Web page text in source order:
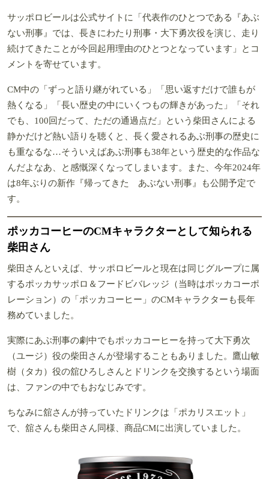
サッポロビールは公式サイトに「代表作のひとつである『あぶ
ない刑事』では、長きにわたり刑事・大下勇次役を演じ、走り
続けてきたことが今回起用理由のひとつとなっています」とコ
メントを寄せています。
CM中の「ずっと語り継がれている」「思い返すだけで誰もが
熱くなる」「長い歴史の中にいくつもの輝きがあった」「それ
でも、100回だって、ただの通過点だ」という柴田さんによる
静かだけど熱い語りを聴くと、長く愛されるあぶ刑事の歴史に
も重なるな…そういえばあぶ刑事も38年という歴史的な作品な
んだよなあ、と感慨深くなってしまいます。また、今年2024年
は8年ぶりの新作『帰ってきた あぶない刑事』も公開予定で
す。
ポッカコーヒーのCMキャラクターとして知られる
柴田さん
柴田さんといえば、サッポロビールと現在は同じグループに属
するポッカサッポロ＆フードビバレッジ（当時はポッカコーポ
レーション）の「ポッカコーヒー」のCMキャラクターも長年
務めていました。
実際にあぶ刑事の劇中でもポッカコーヒーを持って大下勇次
（ユージ）役の柴田さんが登場することもありました。鷹山敏
樹（タカ）役の舘ひろしさんとドリンクを交換するという場面
は、ファンの中でもおなじみです。
ちなみに舘さんが持っていたドリンクは「ポカリスエット」
で、舘さんも柴田さん同様、商品CMに出演していました。